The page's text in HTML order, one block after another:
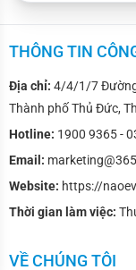
THÔNG TIN
Địa chỉ: 4/4/1/7 Đường
Thành phố Thủ Đức,
Hotline: 1900 9365 -
Email:
Website: https://
Thời gian làm việc:
VỀ CHÚNG TÔI